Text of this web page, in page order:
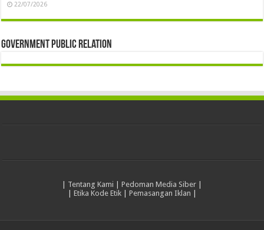
22/07/2026
Government Public Relation
Tentang Kami Pedoman Media Siber
Etika Kode Etik| Pemasangan Iklan